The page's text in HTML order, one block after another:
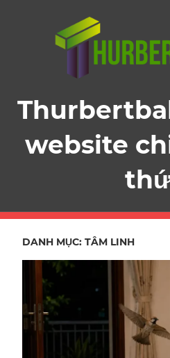
website
DANH MỤC: TÂM LINH